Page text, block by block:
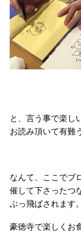
と、言う事で楽し
お読み頂いて有難
なんて、ここでブ
催して下さったつ
ぶっ飛ばされます。
豪徳寺で楽しくお